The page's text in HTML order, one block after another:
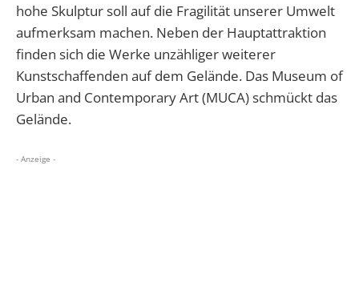
hohe Skulptur soll auf die Fragilität unserer Umwelt
aufmerksam machen. Neben der Hauptattraktion
finden sich die Werke unzähliger weiterer
Kunstschaffenden auf dem Gelände. Das Museum of
Urban and Contemporary Art (MUCA) schmückt das
Gelände.
- Anzeige -